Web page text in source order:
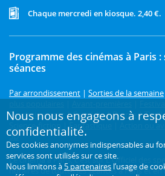
Chaque mercredi en kiosque. 2,40 €.
Programme des cinémas à Paris
séances
Par arrondissement | Sorties de la semaine
Prochainement |Comédie|Drame |
Science-fiction
|Fantastique Action ou
3D
Le cinéma à Paris, c'est sur L'Officiel des
horaires de toutes les séances à Paris et
Nous nous engageons à
confidentialité.
Des cookies anonymes indispensables au
services sont utilisés sur ce site.
Nous limitons à 5 partenaires l’usage de